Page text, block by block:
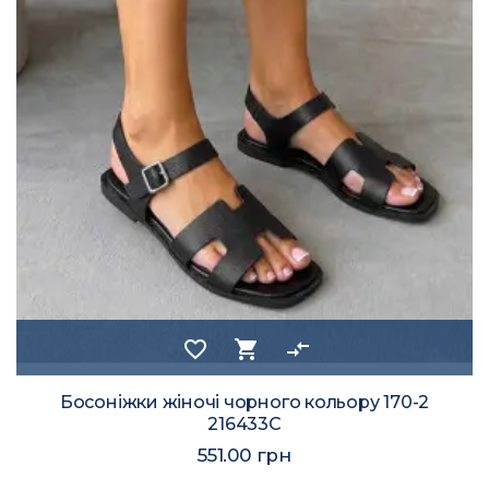
favorite_border shopping_cart compare_arrows
Босоніжки жіночі чорного кольору 170-2
216433C
551.00 грн